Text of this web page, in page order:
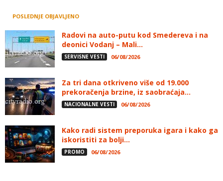
POSLEDNJE OBJAVLJENO
Radovi na auto-putu kod Smedereva i na
deonici Vodanj – Mali...
SERVISNE VESTI 06/08/2026
Za tri dana otkriveno više od 19.000
prekoračenja brzine, iz saobraćaja...
NACIONALNE VESTI 06/08/2026
Kako radi sistem preporuka igara i kako ga
iskoristiti za bolji...
PROMO 06/08/2026